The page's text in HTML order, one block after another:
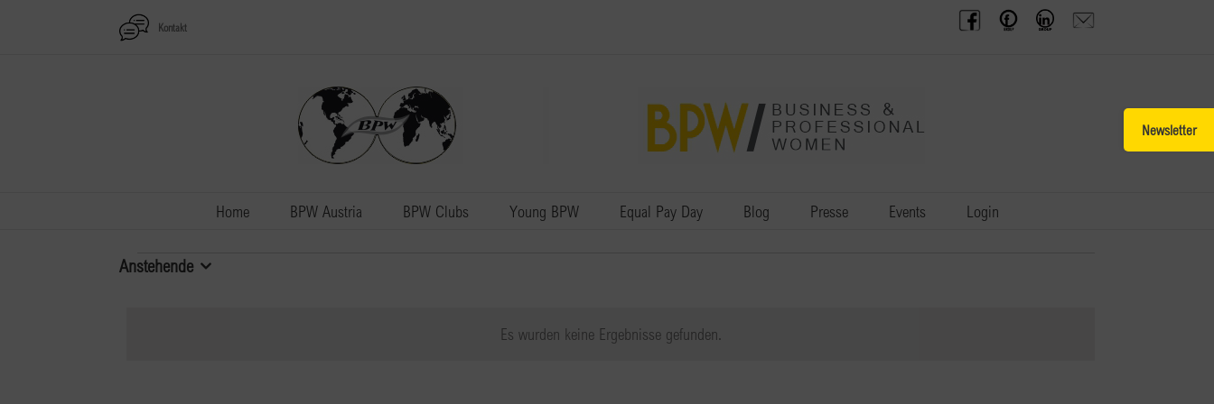
Kontakt
BPW
Austria
Offenes
Frauennetzwerk
BPW
Gruppe
Anfrage
schicken
Home BPW Austria BPW Clubs Young BPW Equal Pay Day Blog Presse Events Login
Veranstaltungen
Hinweis
Es wurden keine Ergebnisse gefunden.
Anstehende
Sliding